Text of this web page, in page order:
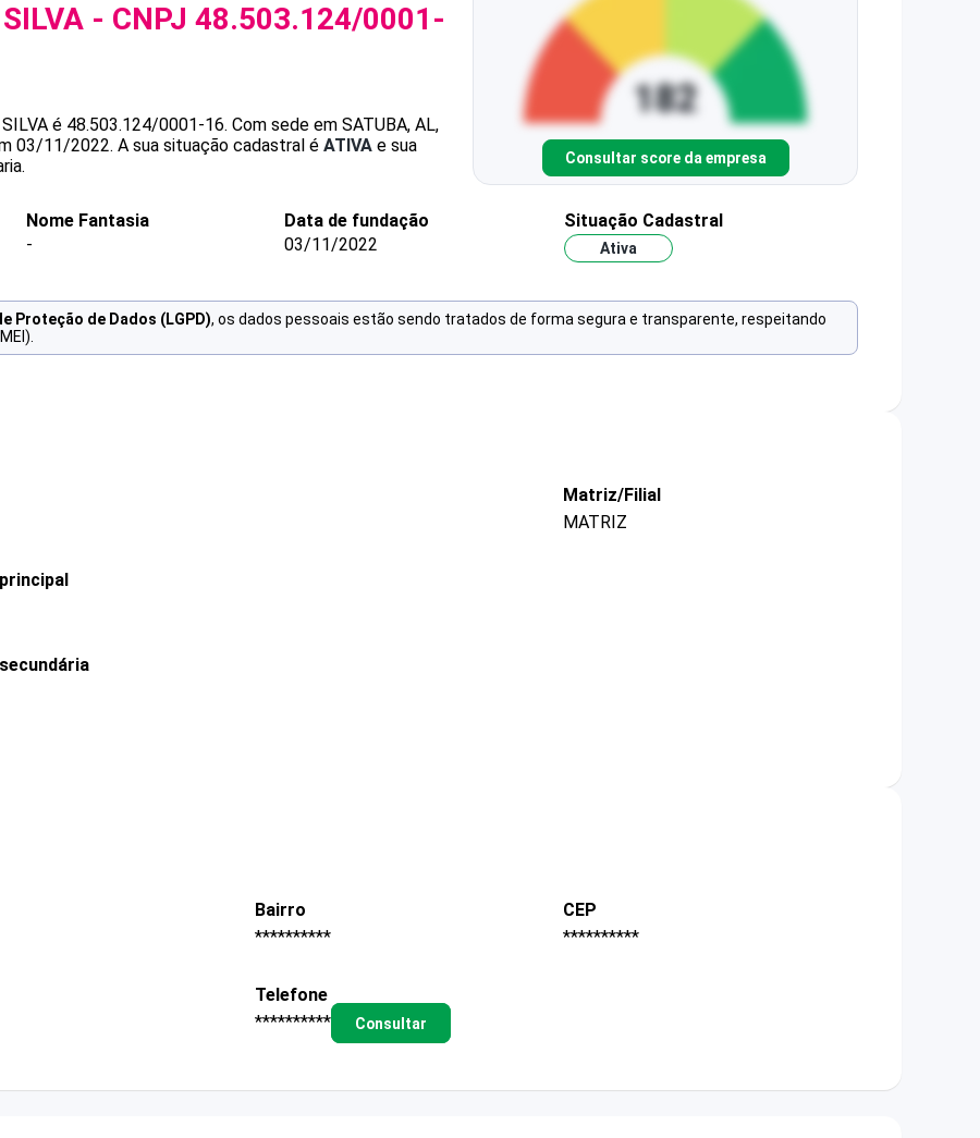
- CNPJ 48.503.124/0001-
é 48.503.124/0001-16. Com sede em SATUBA, AL,
03/11/2022. A sua situação cadastral é ATIVA e sua
Consultar score da empresa
Nome Fantasia
-
Data de fundação
03/11/2022
Situação Cadastral
Ativa
Proteção de Dados (LGPD), os dados pessoais estão sendo tratados de forma segura e transparente, respeitando
Matriz/Filial
MATRIZ
Bairro
**********
CEP
**********
Telefone
**********
Consultar